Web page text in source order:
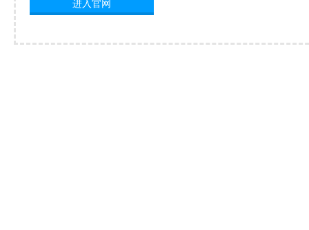
进入官网